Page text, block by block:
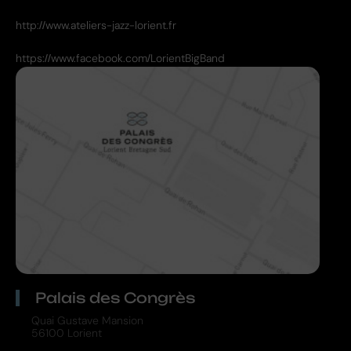
http://www.ateliers-jazz-lorient.fr
https://www.facebook.com/LorientBigBand
Palais des Congrès
Quai Gustave Mansion
56100 Lorient